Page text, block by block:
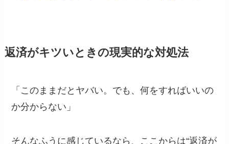
返済がキツいときの現実的な対処法
「このままだとヤバい。でも、何をすればいいの
か分からない」
そんなふうに感じているなら、ここからは“返済が